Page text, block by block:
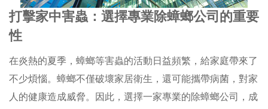
打擊家中害蟲：選擇專業除蟑螂公司的重要
性
在炎熱的夏季，蟑螂等害蟲的活動日益頻繁，給家庭帶來了
不少煩惱。蟑螂不僅破壞家居衛生，還可能攜帶病菌，對家
人的健康造成威脅。因此，選擇一家專業的除蟑螂公司，成